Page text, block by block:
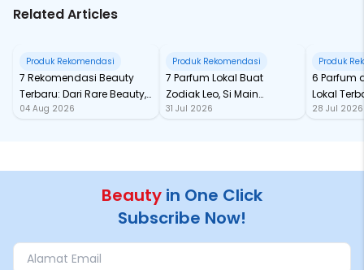
Related Articles
Produk Rekomendasi
7 Rekomendasi Beauty
Terbaru: Dari Rare Beauty,
Sampai Rhode Skin, Super
04 Aug 2026
Produk Rekomendasi
7 Parfum Lokal Buat
Zodiak Leo, Si Main
Character yang Selalu
31 Jul 2026
Produk
6 Parfum
Lokal
dari
28 Jul 2026
Beauty in One Click
Subscribe Now!